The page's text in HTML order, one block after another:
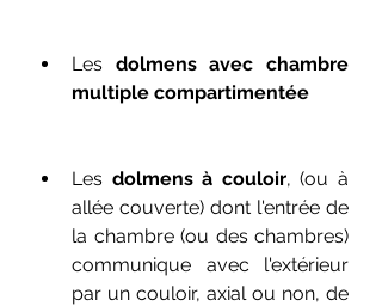
Les dolmens avec chambre
multiple compartimentée
Les dolmens à couloir, (ou
allée couverte) dont l'entrée de
la chambre (ou des chambres)
communique avec l'extérieur
par un couloir, axial ou non, de